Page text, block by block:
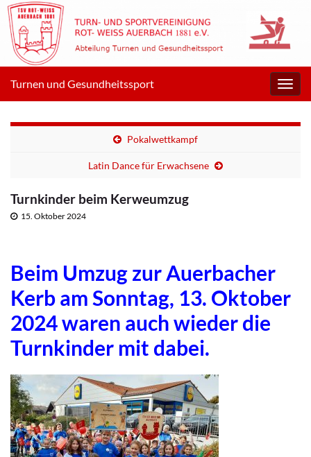
Turnen und Gesundheitssport
Pokalwettkampf
Latin Dance für Erwachsene
Turnkinder beim Kerweumzug
15. Oktober 2024
Beim Umzug zur Auerbacher
Kerb am Sonntag, 13. Oktober
2024 waren auch wieder die
Turnkinder mit dabei.